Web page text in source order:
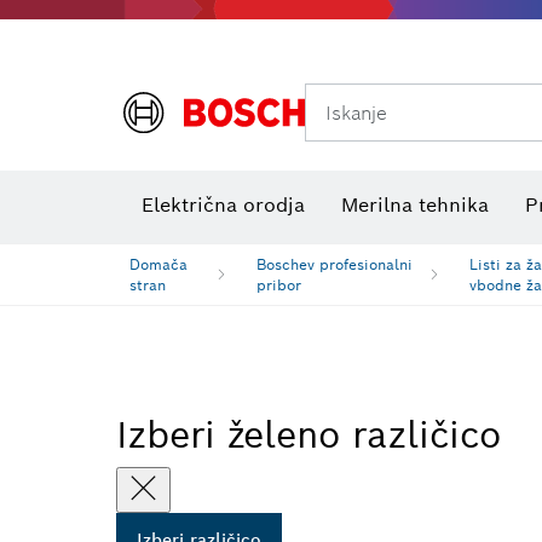
Iskanje
Električna orodja Merilna tehnika
Domača
stran
Boschev profesionalni
pribor
Listi za
vbodne
Izberi želeno različico